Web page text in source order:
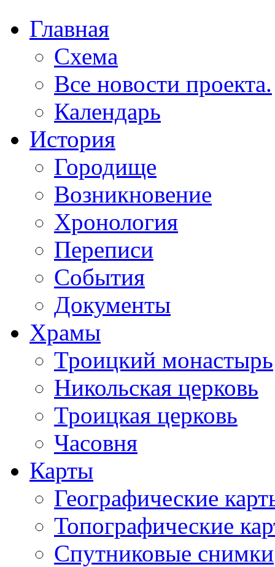
Главная
Схема
Все новости проекта.
Календарь
История
Городище
Возникновение
Хронология
Переписи
События
Документы
Храмы
Троицкий монастырь
Никольская церковь
Троицкая церковь
Часовня
Карты
Географические
Топографические
Спутниковые снимки